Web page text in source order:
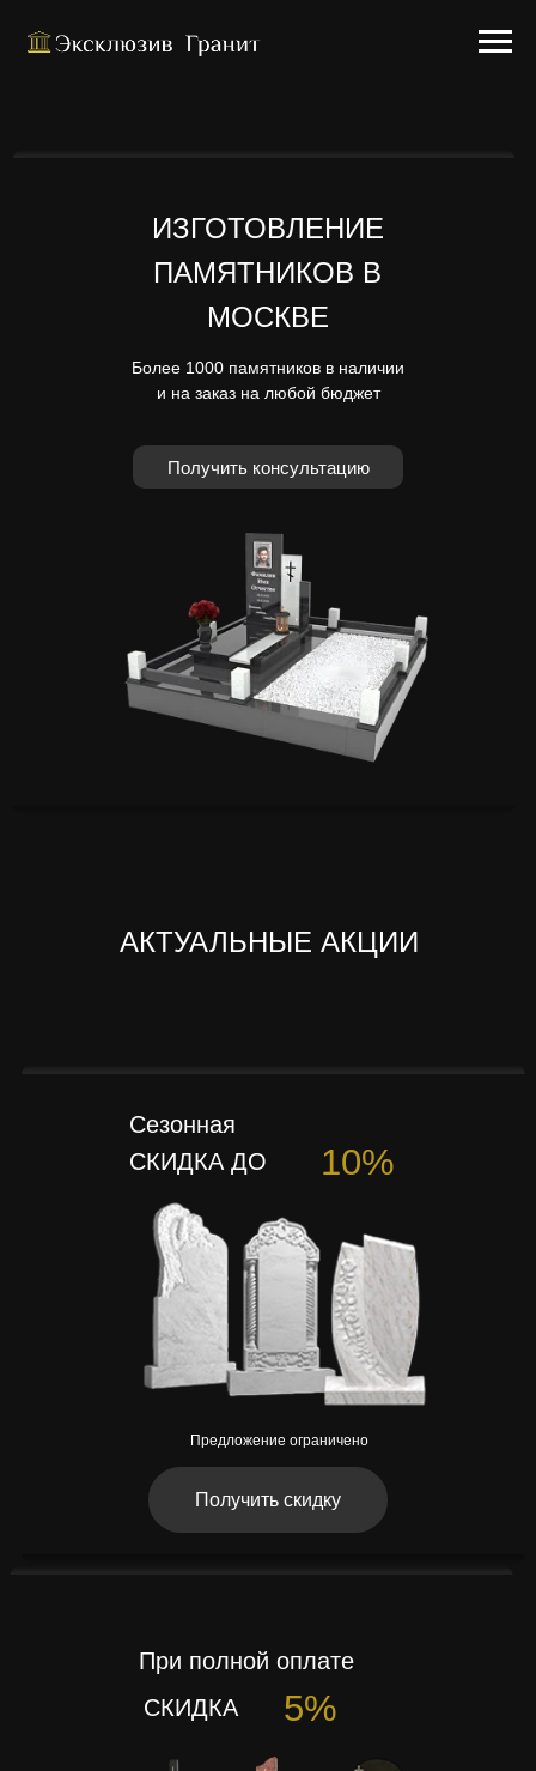
ИЗГОТОВЛЕНИЕ
ПАМЯТНИКОВ В
МОСКВЕ
Более 1000 памятников в наличии
и на заказ на любой бюджет
Получить консультацию
АКТУАЛЬНЫЕ АКЦИИ
При полной оплате
5%
СКИДКА
СКИДКА ДО 10%
Предложение ограничено
Сезонная
Получить скидку